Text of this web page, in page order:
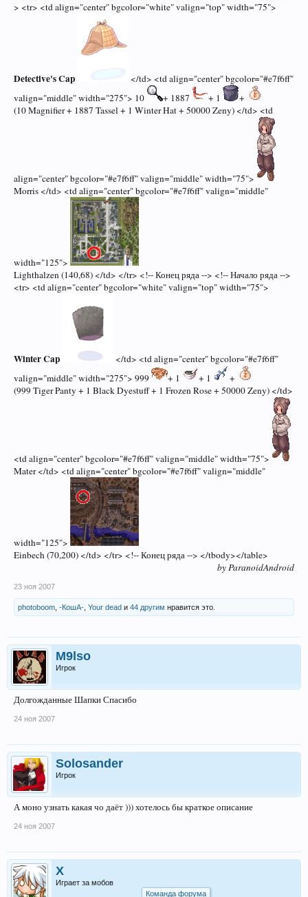
> <tr> <td align="center" bgcolor="white" valign="top" width="75">
Detective's Cap
</td> <td align="center" bgcolor="#e7f6ff"
valign="middle" width="275"> 10
+ 1887 + 1
+
(10 Magnifier + 1887 Tassel + 1 Winter Hat + 50000 Zeny) </td> <td
align="center" bgcolor="#e7f6ff" valign="middle" width="75">
Morris </td> <td align="center" bgcolor="#e7f6ff" valign="middle"
width="125">
Lighthalzen (140,68) </td> </tr> <!-- Конец ряда --> <!-- Начало ряда -->
<tr> <td align="center" bgcolor="white" valign="top" width="75">
Winter Cap
</td> <td align="center" bgcolor="#e7f6ff"
valign="middle" width="275"> 999
+ 1 + 1
+
(999 Tiger Panty + 1 Black Dyestuff + 1 Frozen Rose + 50000 Zeny) </td>
<td align="center" bgcolor="#e7f6ff" valign="middle" width="75">
Mater </td> <td align="center" bgcolor="#e7f6ff" valign="middle"
width="125">
Einbech (70,200) </td> </tr> <!-- Конец ряда --> </tbody></table>
by ParanoidAndroid
23 ноя 2007
photoboom -КошА- Your dead и 44 другим нравится это.
M9lso
Игрок
Долгожданные Шапки Спасибо
24 ноя 2007
Solosander
Игрок
А моно узнать какая чо даёт ))) хотелось бы краткое описание
24 ноя 2007
X
Играет за мобов
Команда форума